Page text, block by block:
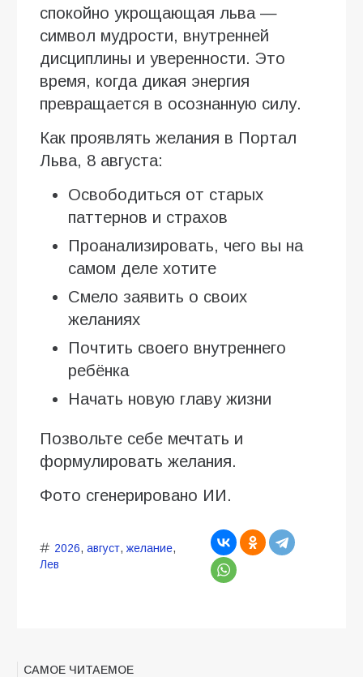
спокойно укрощающая льва —
символ мудрости, внутренней
дисциплины и уверенности. Это
время, когда дикая энергия
превращается в осознанную силу.
Как проявлять желания в Портал
Льва, 8 августа:
Освободиться от старых
паттернов и страхов
Проанализировать, чего вы на
самом деле хотите
Смело заявить о своих
желаниях
Почтить своего внутреннего
ребёнка
Начать новую главу жизни
Позвольте себе мечтать и
формулировать желания.
Фото сгенерировано ИИ.
2026, август, желание,
Лев
САМОЕ ЧИТАЕМОЕ